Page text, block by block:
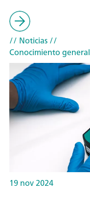
// Noticias//
Conocimiento general
19 nov 2024